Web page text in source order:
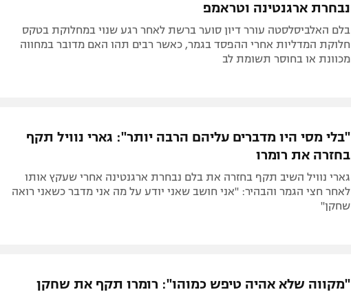
נבחרת ארגנטינה וטראמפ
בלם האלביסלסטה עורר דיון סוער ברשת לאחר רגע שנוי במחלוקת בטקס
חלוקת המדליות אחרי ההפסד בגמר, כאשר רבים תהו האם מדובר במחווה
מכוונת או בחוסר תשומת לב
"בלי מסי היו מדברים עליהם הרבה יותר": גארי נוויל תקף
בחזרה את רומרו
גארי נוויל השיב תקף בחזרה את בלם נבחרת ארגנטינה אחרי שעקץ אותו
לאחר חצי הגמר והבהיר: "אני חושב שאני יודע על מה אני מדבר כשאני רואה
שחקן"
"מקווה שלא אהיה טיפש כמוהו": רומרו תקף את שחקן